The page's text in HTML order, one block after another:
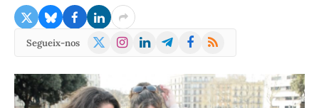
Segueix-nos
X
Instagram
LinkedInTelegramFacebook
RSS